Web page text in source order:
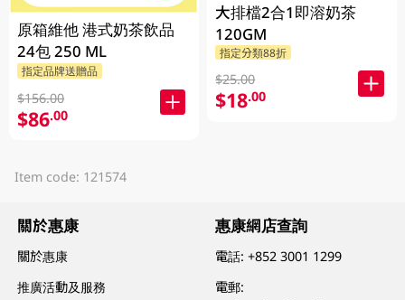
原箱維他 港式奶茶飲品
24包 250 ML
指定品牌送贈品
$156.00
$86.00
大排檔2合1即溶奶茶
120GM
指定分類88折
$25.00
$18.00
Item code: 121574
關於惠康
關於惠康
推廣活動及服務
惠康網店查詢
電話:+852 3001 1299
電郵: